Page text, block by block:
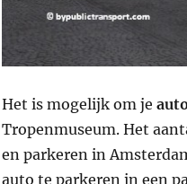
Het is mogelijk om je
Tropenmuseum. Het
en parkeren in
auto te parkeren in een